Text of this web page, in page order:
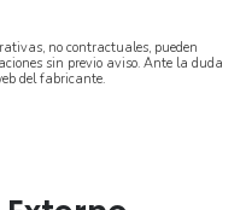
no contractuales, pueden
sin previo aviso. Ante la duda
del fabricante.